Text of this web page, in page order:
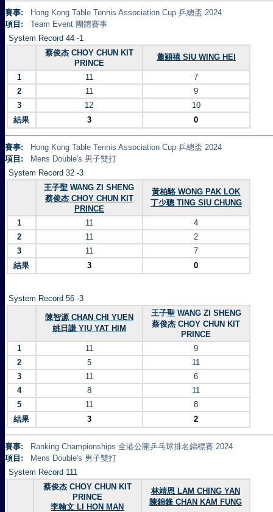
賽事:
Hong Kong Table Tennis Association Cup 乒總盃 2024
項目:
Team Event 團體賽事
System Record 44 -1
蔡俊杰 CHOY CHUN KIT
PRINCE
蕭穎禧 SIU WING HEI
1 11
7
2
11
9
3
12
10
結果
3 0
賽事:
Hong Kong Table Tennis Association Cup 乒總盃 2024
項目:
Mens Double's 男子雙打
System Record 32 -3
王子聖 WANG ZI SHENG
蔡俊杰 CHOY CHUN KIT
PRINCE
黃柏駱 WONG PAK LOK
丁少聰 TING SIU CHUNG
1 11
4
2
11
2
3
11
7
結果
3 0
System Record 56 -3
陳智源 CHAN CHI YUEN
姚日謙 YIU YAT HIM
王子聖 WANG ZI SHENG
蔡俊杰 CHOY CHUN KIT
PRINCE
1
11
9
2
5
11
3
11
6
4
8
11
5
11
8
結果
3 2
賽事:
Ranking Championships 全港公開乒乓球排名錦標賽 2024
項目:
Mens Double's 男子雙打
System Record 111
蔡俊杰 CHOY CHUN KIT
PRINCE
李翰文 LI HON MAN
林靖恩 LAM CHING YAN
陳錦鋒 CHAN KAM FUNG